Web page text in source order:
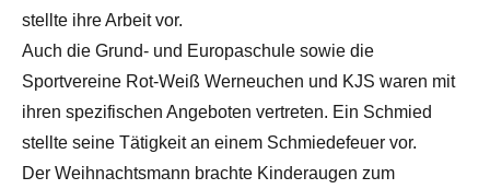
stellte ihre Arbeit vor.
Auch die Grund- und Europaschule sowie die
Sportvereine Rot-Weiß Werneuchen und KJS waren mit
ihren spezifischen Angeboten vertreten. Ein Schmied
stellte seine Tätigkeit an einem Schmiedefeuer vor.
Der Weihnachtsmann brachte Kinderaugen zum